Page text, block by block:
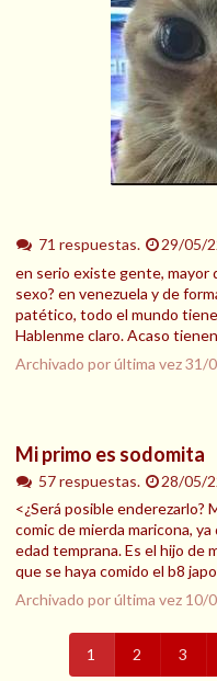
71 respuestas.
29/05/
en serio existe gente, mayor
sexo? en venezuela y de
patético, todo el mundo
Hablenme claro. Acaso
Archivado por última vez31/
Mi primo es sodomita
57 respuestas.
28/05/
<¿Será posible enderezarlo?
comic de mierda maricona,
edad temprana. Es el hijo de
que se haya comido el b8
Archivado por última vez 10/
1 2 3